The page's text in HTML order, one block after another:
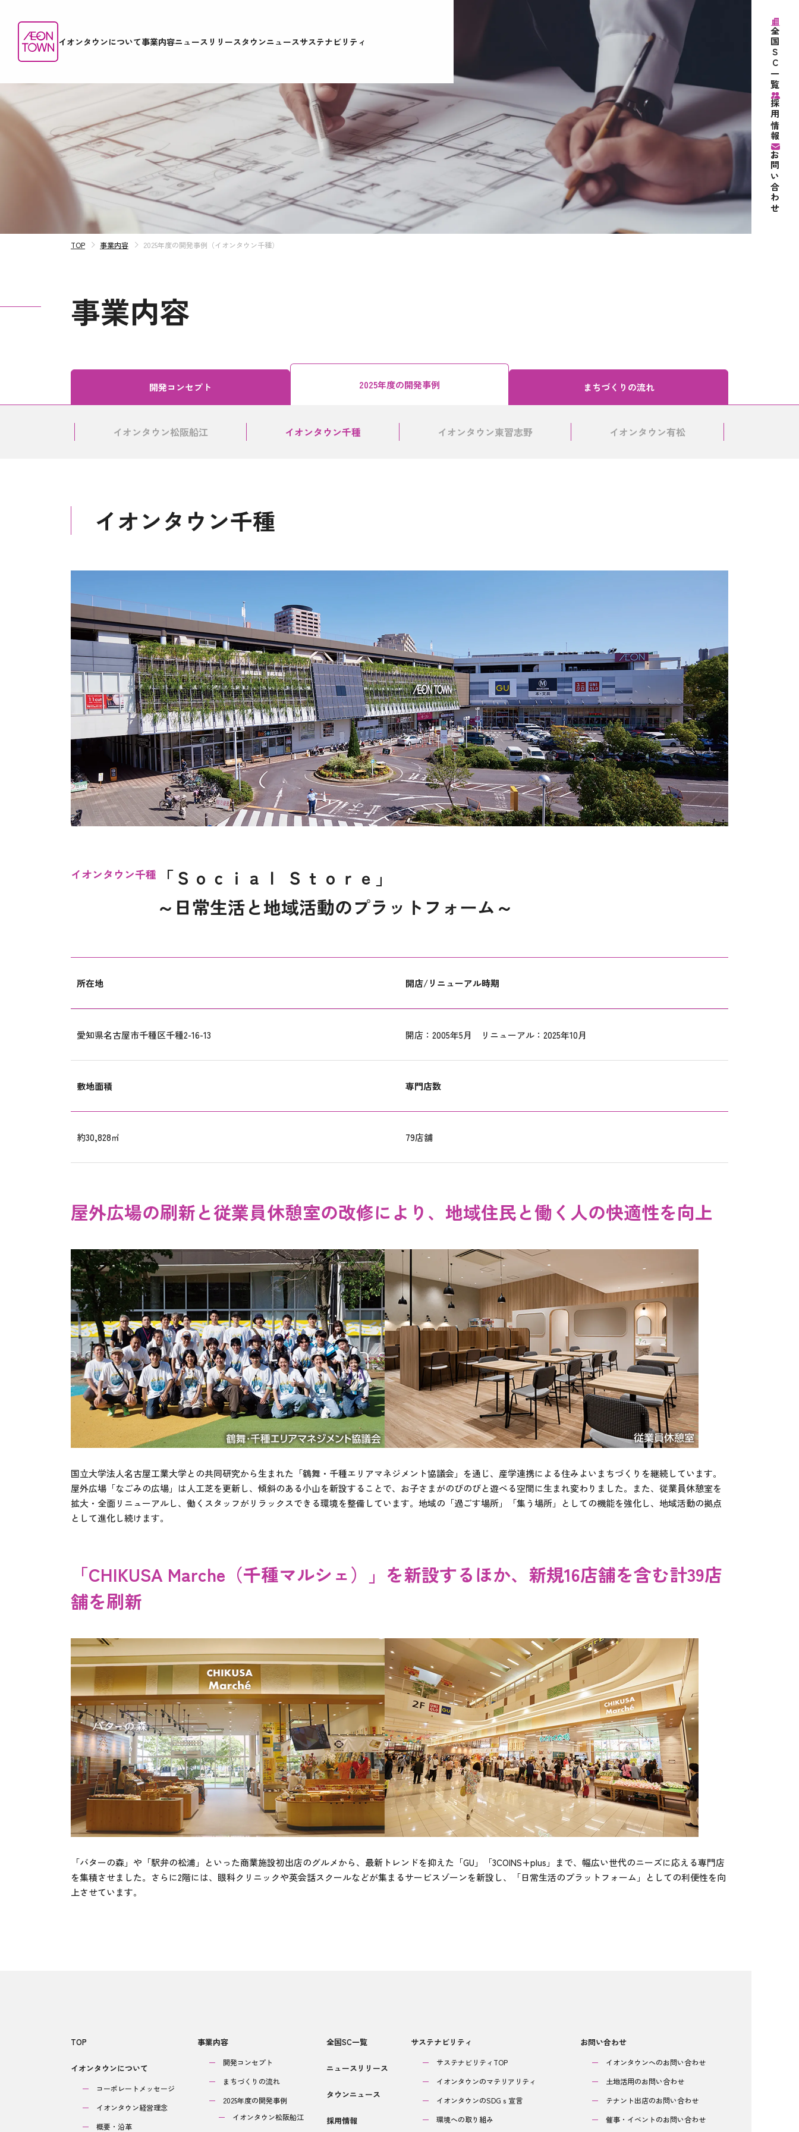
イオンタウンについて事業内容ニュースリリースタウンニュースサステナビリティ 全国SC一覧
採用情報
お問い合わせ
TOP 事業内容 2025年度の開発事例（イオンタウン千種）
事業内容
開発コンセプト 2025年度の開発事例 まちづくりの流れ
イオンタウン松阪船江 イオンタウン千種 イオンタウン東習志野 イオンタウン有松
イオンタウン千種
イオンタウン千種
「Ｓｏｃｉａｌ Ｓｔｏｒｅ」
～日常生活と地域活動のプラットフォーム～
所在地
愛知県名古屋市千種区千種2-16-13
敷地面積
約30,828㎡
開店/リニューアル時期
開店：2005年5月 リニューアル：2025年10月
専門店数
79店舗
屋外広場の刷新と従業員休憩室の改修により、地域住民と働く人の快適性を向上
国立大学法人名古屋工業大学との共同研究から生まれた「鶴舞・千種エリアマネジメント協議会」を通じ、産学連携による住みよいまちづくりを継続しています。
屋外広場「なごみの広場」は人工芝を更新し、傾斜のある小山を新設することで、お子さまがのびのびと遊べる空間に生まれ変わりました。また、従業員休憩室を
拡大・全面リニューアルし、働くスタッフがリラックスできる環境を整備しています。地域の「過ごす場所」「集う場所」としての機能を強化し、地域活動の拠点
として進化し続けます。
「CHIKUSA Marche（千種マルシェ）」を新設するほか、新規16店舗を含む計39店
舗を刷新
「バターの森」や「駅弁の松浦」といった商業施設初出店のグルメから、最新トレンドを抑えた「GU」「3COINS+plus」まで、幅広い世代のニーズに応える専門店
を集積させました。さらに2階には、眼科クリニックや英会話スクールなどが集まるサービスゾーンを新設し、「日常生活のプラットフォーム」としての利便性を向
上させています。
TOP
イオンタウンについて
コーポレートメッセージ
イオンタウン経営理念
概要・沿革
事業内容
開発コンセプト
まちづくりの流れ
2025年度の開発事例
イオンタウン松阪船江
全国SC一覧
ニュースリリース
タウンニュース
採用情報
サステナビリティ
サステナビリティTOP
イオンタウンのマテリアリティ
イオンタウンのSDGｓ宣言
環境への取り組み
お問い合わせ
イオンタウンへのお問い合わせ
土地活用のお問い合わせ
テナント出店のお問い合わせ
催事・イベントのお問い合わせ